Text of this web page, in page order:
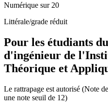
Numérique sur 20
Littérale/grade réduit
Pour les étudiants
d'ingénieur de
Théorique et
Le rattrapage est autorisé (Note
une note seuil de 12)